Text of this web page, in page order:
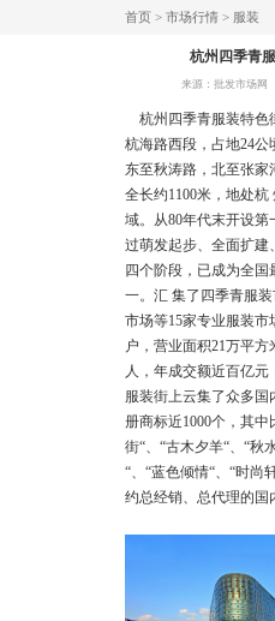
首页> 市场行情> 服装
杭州四季青
来源：批发市场网
杭州 四季青服装特色
杭海路西段，占地24公
东至秋涛路，北至张家
全长约1100米，地处
域。从80年代末开设
过萌发起步、全面扩建
四个阶段，已成为全国
一。汇 集了四季青服
市场等15家专业服装市
户，营业面积21万平方
人，年成交额近百亿元
服装街上云集了众多国
册商标近1000个，其中
街“、“古木夕羊“、“秋
“、“蓝色倾情“、“时尚
约总经销、总代理的国